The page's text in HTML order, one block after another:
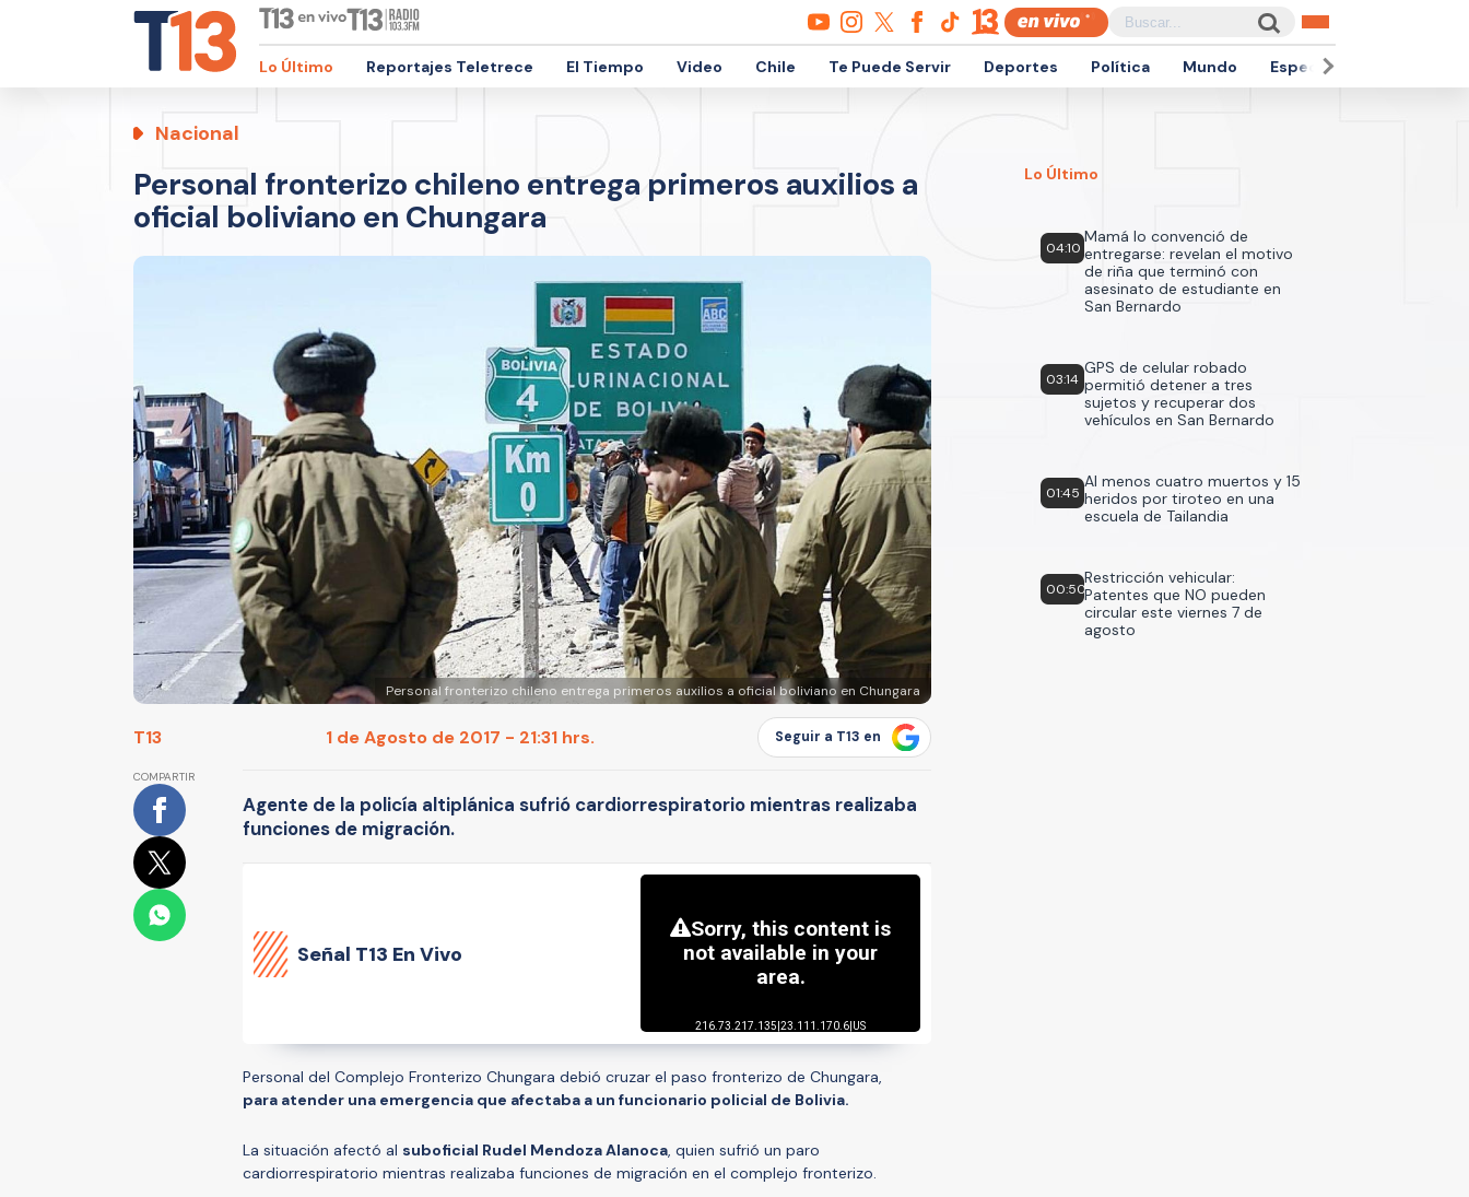
Lo Último Reportajes Teletrece El Tiempo Video Chile Te Puede Servir Deportes Política Mundo Espectáculos
Nacional
Personal fronterizo chileno entrega primeros auxilios a
oficial boliviano en Chungara
Personal fronterizo chileno entrega primeros auxilios a oficial boliviano en Chungara
T13 1 de Agosto de 2017 - 21:31 hrs. Seguir a T13 en
COMPARTIR
Agente de la policía altiplánica sufrió cardiorrespiratorio mientras realizaba
funciones de migración.
Señal T13 En Vivo
Personal del Complejo Fronterizo Chungara debió cruzar el paso fronterizo de Chungara,
para atender una emergencia que afectaba a un funcionario policial de Bolivia.
La situación afectó al suboficial Rudel Mendoza Alanoca, quien sufrió un paro
cardiorrespiratorio mientras realizaba funciones de migración en el complejo fronterizo.
Lo Último
04:10
Mamá lo convenció de
entregarse: revelan el motivo
de riña que terminó con
asesinato de estudiante en
San Bernardo
03:14
GPS de celular robado
permitió detener a tres
sujetos y recuperar dos
vehículos en San Bernardo
01:45
Al menos cuatro muertos y 15
heridos por tiroteo en una
escuela de Tailandia
00:50
Restricción vehicular:
Patentes que NO pueden
circular este viernes 7 de
agosto